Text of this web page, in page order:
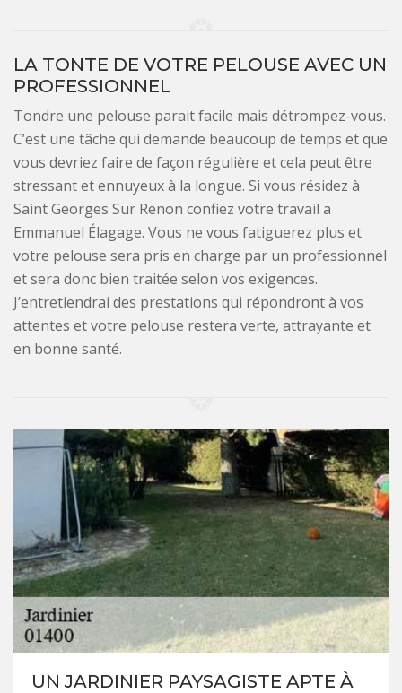
LA TONTE DE VOTRE PELOUSE AVEC UN
PROFESSIONNEL
Tondre une pelouse parait facile mais détrompez-vous.
C’est une tâche qui demande beaucoup de temps et que
vous devriez faire de façon régulière et cela peut être
stressant et ennuyeux à la longue. Si vous résidez à
Saint Georges Sur Renon confiez votre travail a
Emmanuel Élagage. Vous ne vous fatiguerez plus et
votre pelouse sera pris en charge par un professionnel
et sera donc bien traitée selon vos exigences.
J’entretiendrai des prestations qui répondront à vos
attentes et votre pelouse restera verte, attrayante et
en bonne santé.
UN JARDINIER PAYSAGISTE APTE À